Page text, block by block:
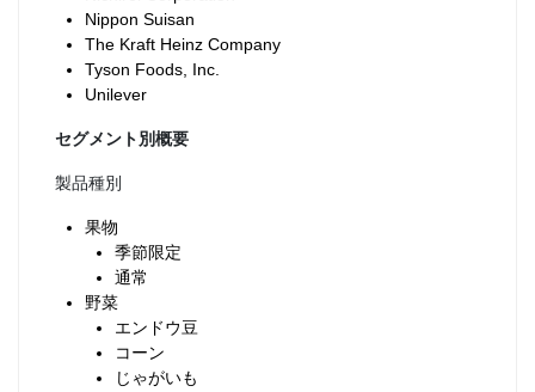
Nippon Suisan
The Kraft Heinz Company
Tyson Foods, Inc.
Unilever
セグメント別概要
製品種別
果物
季節限定
通常
野菜
エンドウ豆
コーン
じゃがいも